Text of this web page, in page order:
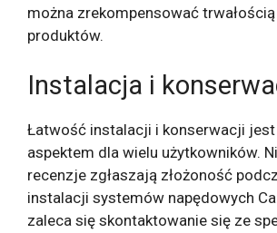
można zrekompensować
produktów.
Instalacja i
Łatwość instalacji i konserwacji
aspektem dla wielu użytkowników.
recenzje zgłaszają złożoność
instalacji systemów napędowych
zaleca się skontaktowanie się ze